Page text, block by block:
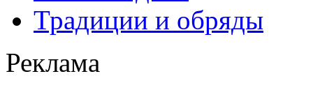
Традиции и обряды
Реклама